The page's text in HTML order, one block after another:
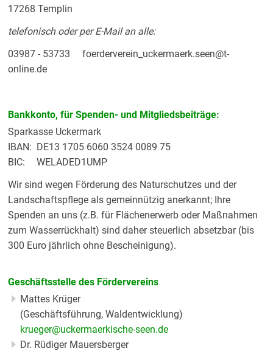
17268 Templin
telefonisch oder per E-Mail an alle:
03987 - 53733 foerderverein_uckermaerk.seen@t-
online.de
Bankkonto, für Spenden- und Mitgliedsbeiträge:
Sparkasse Uckermark
IBAN: DE13 1705 6060 3524 0089 75
BIC:
WELADED1UMP
Wir sind wegen Förderung des Naturschutzes und der
Landschaftspflege als gemeinnützig anerkannt; Ihre
Spenden an uns (z.B. für Flächenerwerb oder Maßnahmen
zum Wasserrückhalt) sind daher steuerlich absetzbar (bis
300 Euro jährlich ohne Bescheinigung).
Geschäftsstelle des Fördervereins
Mattes Krüger
(Geschäftsführung, Waldentwicklung)
krueger@uckermaerkische-seen.de
Dr. Rüdiger Mauersberger